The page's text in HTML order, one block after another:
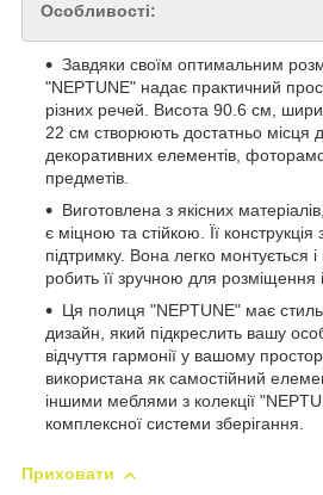
Особливості:
Завдяки своїм оптимальним
"NEPTUNE" надає практичний
різних речей. Висота 90.6 см,
22 см створюють достатньо місця
декоративних елементів,
предметів.
Виготовлена з якісних
є міцною та стійкою. Її
підтримку. Вона легко монтується
робить її зручною для розміщення
Ця полиця "NEPTUNE" має
дизайн, який підкреслить вашу
відчуття гармонії у вашому
використана як самостійний
іншими меблями з колекції
комплексної системи зберігання.
Приховати